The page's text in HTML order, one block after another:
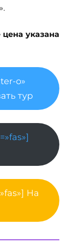
указана
o»
тур
На